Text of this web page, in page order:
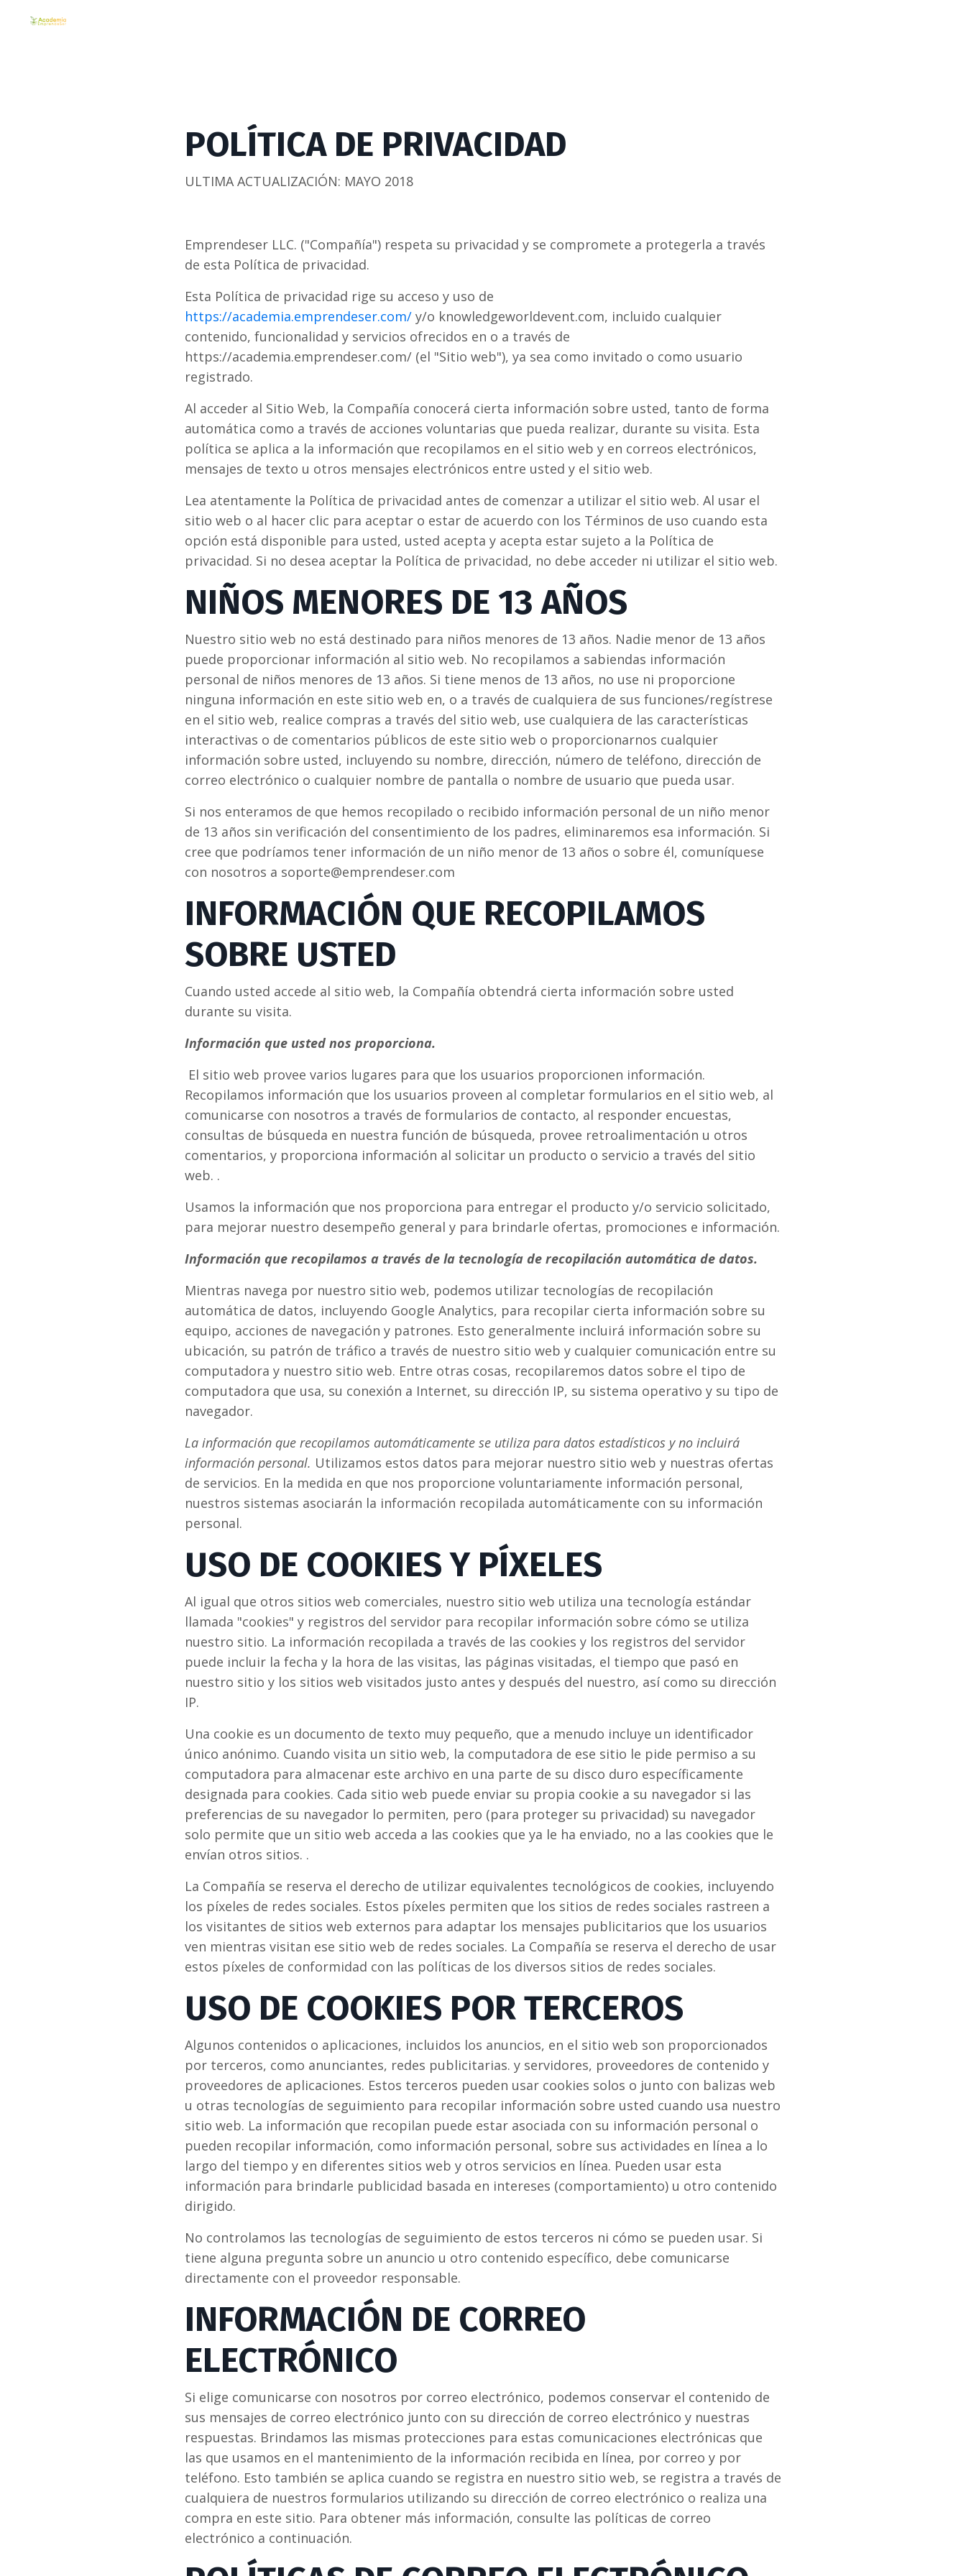
POLÍTICA DE PRIVACIDAD
ULTIMA ACTUALIZACIÓN: MAYO 2018
Emprendeser LLC. ("Compañía") respeta su privacidad y se compromete a protegerla a través
de esta Política de privacidad.
Esta Política de privacidad rige su acceso y uso de
https://academia.emprendeser.com/ y/o knowledgeworldevent.com, incluido cualquier
contenido, funcionalidad y servicios ofrecidos en o a través de
https://academia.emprendeser.com/ (el "Sitio web"), ya sea como invitado o como usuario
registrado.
Al acceder al Sitio Web, la Compañía conocerá cierta información sobre usted, tanto de forma
automática como a través de acciones voluntarias que pueda realizar, durante su visita. Esta
política se aplica a la información que recopilamos en el sitio web y en correos electrónicos,
mensajes de texto u otros mensajes electrónicos entre usted y el sitio web.
Lea atentamente la Política de privacidad antes de comenzar a utilizar el sitio web. Al usar el
sitio web o al hacer clic para aceptar o estar de acuerdo con los Términos de uso cuando esta
opción está disponible para usted, usted acepta y acepta estar sujeto a la Política de
privacidad. Si no desea aceptar la Política de privacidad, no debe acceder ni utilizar el sitio web.
NIÑOS MENORES DE 13 AÑOS
Nuestro sitio web no está destinado para niños menores de 13 años. Nadie menor de 13 años
puede proporcionar información al sitio web. No recopilamos a sabiendas información
personal de niños menores de 13 años. Si tiene menos de 13 años, no use ni proporcione
ninguna información en este sitio web en, o a través de cualquiera de sus funciones/regístrese
en el sitio web, realice compras a través del sitio web, use cualquiera de las características
interactivas o de comentarios públicos de este sitio web o proporcionarnos cualquier
información sobre usted, incluyendo su nombre, dirección, número de teléfono, dirección de
correo electrónico o cualquier nombre de pantalla o nombre de usuario que pueda usar.
Si nos enteramos de que hemos recopilado o recibido información personal de un niño menor
de 13 años sin verificación del consentimiento de los padres, eliminaremos esa información. Si
cree que podríamos tener información de un niño menor de 13 años o sobre él, comuníquese
con nosotros a soporte@emprendeser.com
INFORMACIÓN QUE RECOPILAMOS
SOBRE USTED
Cuando usted accede al sitio web, la Compañía obtendrá cierta información sobre usted
durante su visita.
Información que usted nos proporciona.
El sitio web provee varios lugares para que los usuarios proporcionen información.
Recopilamos información que los usuarios proveen al completar formularios en el sitio web, al
comunicarse con nosotros a través de formularios de contacto, al responder encuestas,
consultas de búsqueda en nuestra función de búsqueda, provee retroalimentación u otros
comentarios, y proporciona información al solicitar un producto o servicio a través del sitio
web. .
Usamos la información que nos proporciona para entregar el producto y/o servicio solicitado,
para mejorar nuestro desempeño general y para brindarle ofertas, promociones e información.
Información que recopilamos a través de la tecnología de recopilación automática de datos.
Mientras navega por nuestro sitio web, podemos utilizar tecnologías de recopilación
automática de datos, incluyendo Google Analytics, para recopilar cierta información sobre su
equipo, acciones de navegación y patrones. Esto generalmente incluirá información sobre su
ubicación, su patrón de tráfico a través de nuestro sitio web y cualquier comunicación entre su
computadora y nuestro sitio web. Entre otras cosas, recopilaremos datos sobre el tipo de
computadora que usa, su conexión a Internet, su dirección IP, su sistema operativo y su tipo de
navegador.
La información que recopilamos automáticamente se utiliza para datos estadísticos y no incluirá
información personal. Utilizamos estos datos para mejorar nuestro sitio web y nuestras ofertas
de servicios. En la medida en que nos proporcione voluntariamente información personal,
nuestros sistemas asociarán la información recopilada automáticamente con su información
personal.
USO DE COOKIES Y PÍXELES
Al igual que otros sitios web comerciales, nuestro sitio web utiliza una tecnología estándar
llamada "cookies" y registros del servidor para recopilar información sobre cómo se utiliza
nuestro sitio. La información recopilada a través de las cookies y los registros del servidor
puede incluir la fecha y la hora de las visitas, las páginas visitadas, el tiempo que pasó en
nuestro sitio y los sitios web visitados justo antes y después del nuestro, así como su dirección
IP.
Una cookie es un documento de texto muy pequeño, que a menudo incluye un identificador
único anónimo. Cuando visita un sitio web, la computadora de ese sitio le pide permiso a su
computadora para almacenar este archivo en una parte de su disco duro específicamente
designada para cookies. Cada sitio web puede enviar su propia cookie a su navegador si las
preferencias de su navegador lo permiten, pero (para proteger su privacidad) su navegador
solo permite que un sitio web acceda a las cookies que ya le ha enviado, no a las cookies que le
envían otros sitios. .
La Compañía se reserva el derecho de utilizar equivalentes tecnológicos de cookies, incluyendo
los píxeles de redes sociales. Estos píxeles permiten que los sitios de redes sociales rastreen a
los visitantes de sitios web externos para adaptar los mensajes publicitarios que los usuarios
ven mientras visitan ese sitio web de redes sociales. La Compañía se reserva el derecho de usar
estos píxeles de conformidad con las políticas de los diversos sitios de redes sociales.
USO DE COOKIES POR TERCEROS
Algunos contenidos o aplicaciones, incluidos los anuncios, en el sitio web son proporcionados
por terceros, como anunciantes, redes publicitarias. y servidores, proveedores de contenido y
proveedores de aplicaciones. Estos terceros pueden usar cookies solos o junto con balizas web
u otras tecnologías de seguimiento para recopilar información sobre usted cuando usa nuestro
sitio web. La información que recopilan puede estar asociada con su información personal o
pueden recopilar información, como información personal, sobre sus actividades en línea a lo
largo del tiempo y en diferentes sitios web y otros servicios en línea. Pueden usar esta
información para brindarle publicidad basada en intereses (comportamiento) u otro contenido
dirigido.
No controlamos las tecnologías de seguimiento de estos terceros ni cómo se pueden usar. Si
tiene alguna pregunta sobre un anuncio u otro contenido específico, debe comunicarse
directamente con el proveedor responsable.
INFORMACIÓN DE CORREO
ELECTRÓNICO
Si elige comunicarse con nosotros por correo electrónico, podemos conservar el contenido de
sus mensajes de correo electrónico junto con su dirección de correo electrónico y nuestras
respuestas. Brindamos las mismas protecciones para estas comunicaciones electrónicas que
las que usamos en el mantenimiento de la información recibida en línea, por correo y por
teléfono. Esto también se aplica cuando se registra en nuestro sitio web, se registra a través de
cualquiera de nuestros formularios utilizando su dirección de correo electrónico o realiza una
compra en este sitio. Para obtener más información, consulte las políticas de correo
electrónico a continuación.